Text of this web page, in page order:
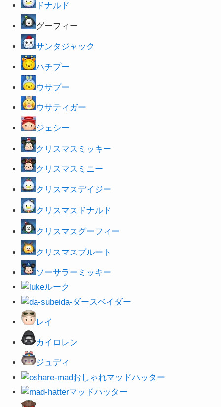
ドナルド
グーフィー
サンタジャック
ハチプー
ウサプー
ウサティガー
ジェシー
クリスマスミッキー
クリスマスミニー
クリスマスデイジー
クリスマスドナルド
クリスマスグーフィー
クリスマスプルート
ソーサラーミッキー
ルーク
ダースベイダー
レイ
カイロレン
ジュディ
おしゃれマッドハッター
マッドハッター